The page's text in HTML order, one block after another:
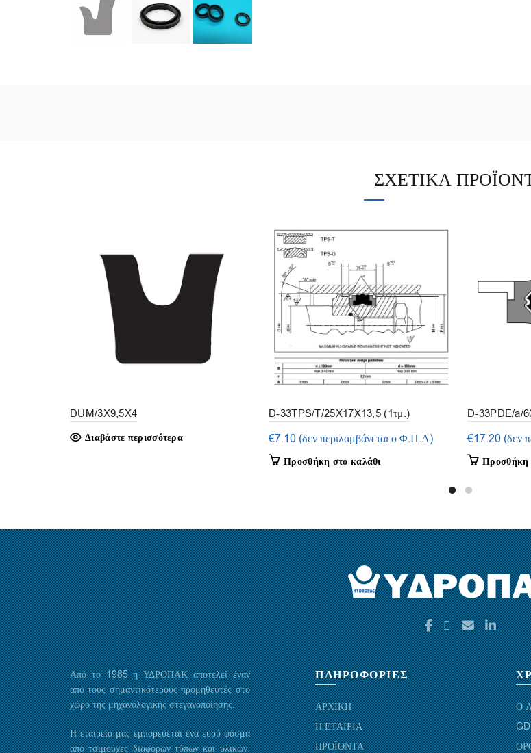
ΣΧΕΤΙΚΆ
DUM/3X9,5X4
Διαβάστε περισσότερα
D-33TPS/T/25X17X13,5 (1τμ.)
€7.10 (δεν περιλαμβάνεται ο Φ.Π.Α)
Προσθήκη στο καλάθι
D-33PDE/a/
€17.20 (δεν
Προσθήκη
Από το 1985 η ΥΔΡΟΠΑΚ αποτελεί έναν
από τους σημαντικότερους προμηθευτές στο
χώρο της μηχανολογικής στεγανοποίησης.
Η εταιρεία μας εμπορεύεται ένα ευρύ φάσμα
από τσιμούχες διαφόρων τύπων και υλικών.
ΠΛΗΡΟΦΟΡΙΕΣ
ΑΡΧΙΚΗ
Η ΕΤΑΙΡΙΑ
ΠΡΟΪΟΝΤΑ
Ο